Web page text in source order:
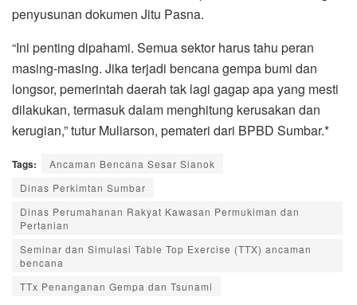
penyusunan dokumen Jitu Pasna.
“Ini penting dipahami. Semua sektor harus tahu peran
masing-masing. Jika terjadi bencana gempa bumi dan
longsor, pemerintah daerah tak lagi gagap apa yang mesti
dilakukan, termasuk dalam menghitung kerusakan dan
kerugian,” tutur Muliarson, pemateri dari BPBD Sumbar.*
Tags:
Ancaman Bencana Sesar Sianok
Dinas Perkimtan Sumbar
Dinas Perumahanan Rakyat Kawasan Permukiman dan
Pertanian
Seminar dan Simulasi Table Top Exercise (TTX) ancaman
bencana
TTx Penanganan Gempa dan Tsunami